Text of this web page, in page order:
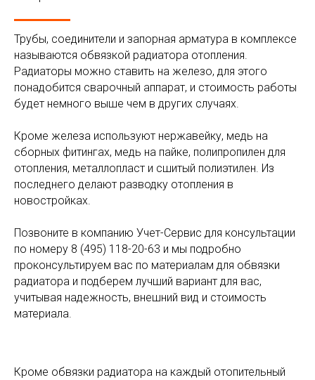
Трубы, соединители и запорная арматура в комплексе
называются обвязкой радиатора отопления.
Радиаторы можно ставить на железо, для этого
понадобится сварочный аппарат, и стоимость работы
будет немного выше чем в других случаях.
Кроме железа используют нержавейку, медь на
сборных фитингах, медь на пайке, полипропилен для
отопления, металлопласт и сшитый полиэтилен. Из
последнего делают разводку отопления в
новостройках.
Позвоните в компанию Учет-Сервис для консультации
по номеру 8 (495) 118-20-63 и мы подробно
проконсультируем вас по материалам для обвязки
радиатора и подберем лучший вариант для вас,
учитывая надежность, внешний вид и стоимость
материала.
Кроме обвязки радиатора на каждый отопительный